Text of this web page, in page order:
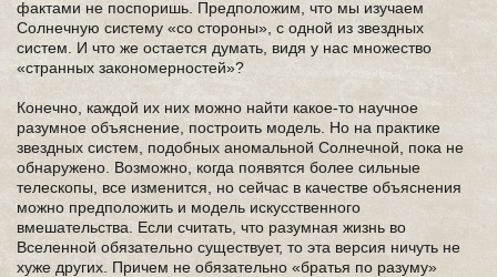
фактами не поспоришь. Предположим, что мы изучаем
Солнечную систему «со стороны», с одной из звездных
систем. И что же остается думать, видя у нас множество
«странных закономерностей»?
Конечно, каждой их них можно найти какое-то научное
разумное объяснение, построить модель. Но на практике
звездных систем, подобных аномальной Солнечной, пока не
обнаружено. Возможно, когда появятся более сильные
телескопы, все изменится, но сейчас в качестве объяснения
можно предположить и модель искусственного
вмешательства. Если считать, что разумная жизнь во
Вселенной обязательно существует, то эта версия ничуть не
хуже других. Причем не обязательно «братья по разуму»